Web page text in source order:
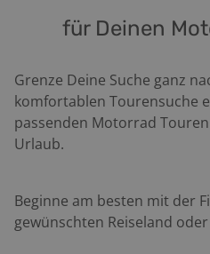
für Deinen
Grenze Deine Suche ganz
komfortablen Tourensuche
passenden Motorrad
Urlaub.
Beginne am besten mit der
gewünschten Reiseland